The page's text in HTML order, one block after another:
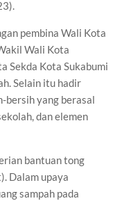
pembina Wali Kota
Wali Kota
Sekda Kota Sukabumi
Selain itu hadir
bersih yang berasal
dan elemen
bantuan tong
Dalam upaya
sampah pada